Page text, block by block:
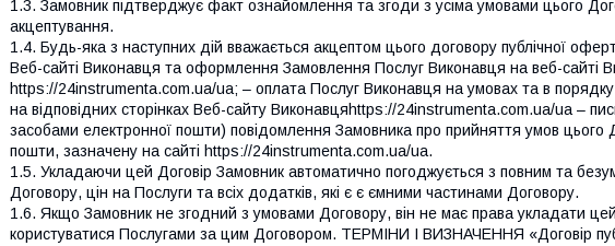
1.3. Замовник підтверджує факт ознайомлення та згоди з усіма умовами цього
акцептування.
1.4. Будь-яка з наступних дій вважається акцептом цього договору публічної
Веб-сайті Виконавця та оформлення Замовлення Послуг Виконавця на веб-сайті
https://24instrumenta.com.ua/ua; – оплата Послуг Виконавця на умовах та в
на відповідних сторінках Веб-сайту Виконавцяhttps://24instrumenta.com.ua/ua –
засобами електронної пошти) повідомлення Замовника про прийняття умов цього
пошти, зазначену на сайті https://24instrumenta.com.ua/ua.
1.5. Укладаючи цей Договір Замовник автоматично погоджується з повним та
Договору, цін на Послуги та всіх додатків, які є є ємними частинами Договору.
1.6. Якщо Замовник не згодний з умовами Договору, він не має права укладати цей
користуватися Послугами за цим Договором. ТЕРМІНИ І ВИЗНАЧЕННЯ «Договір